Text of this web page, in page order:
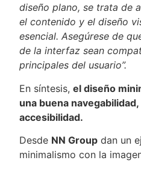
diseño plano, se trata de
el contenido y el diseño
esencial. Asegúrese de
de la interfaz sean
principales del usuario”.
En síntesis, el diseño
una buena
accesibilidad.
Desde NN Group dan un
minimalismo con la